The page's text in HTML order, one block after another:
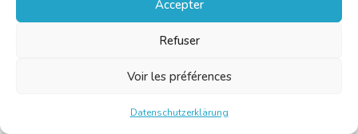
Accepter
Refuser
Voir les préférences
Datenschutzerklärung
De Taalkundige – Le
Linguiste 2022-4
Mehr erfahren